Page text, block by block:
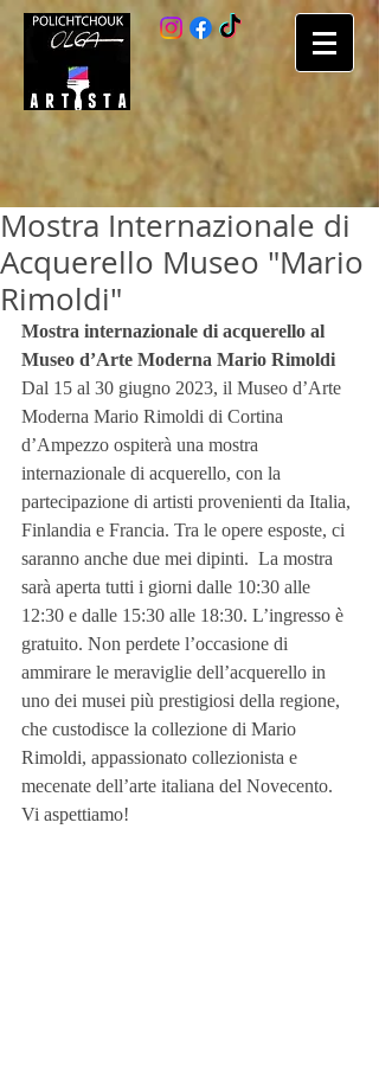
Mostra Internazionale di
Acquerello Museo "Mario
Rimoldi"
Mostra internazionale di acquerello al
Museo d’Arte Moderna Mario Rimoldi
Dal 15 al 30 giugno 2023, il Museo d’Arte
Moderna Mario Rimoldi di Cortina
d’Ampezzo ospiterà una mostra
internazionale di acquerello, con la
partecipazione di artisti provenienti da Italia,
Finlandia e Francia. Tra le opere esposte, ci
saranno anche due mei dipinti.  La mostra
sarà aperta tutti i giorni dalle 10:30 alle
12:30 e dalle 15:30 alle 18:30. L’ingresso è
gratuito. Non perdete l’occasione di
ammirare le meraviglie dell’acquerello in
uno dei musei più prestigiosi della regione,
che custodisce la collezione di Mario
Rimoldi, appassionato collezionista e
mecenate dell’arte italiana del Novecento.
Vi aspettiamo!